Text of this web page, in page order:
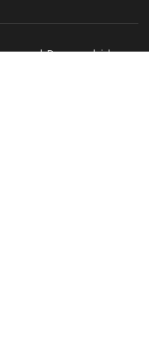
Desenvolvido por